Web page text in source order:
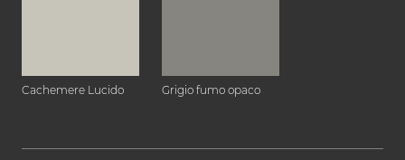
Cachemere Lucido Grigio fumo opaco